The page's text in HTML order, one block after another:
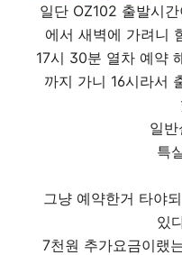
일단 OZ102 출발시
에서 새벽에 가려니
17시 30분 열차 예약
까지 가니 16시라서
일반
특
그냥 예약한거 타야
있
7천원 추가요금이랬